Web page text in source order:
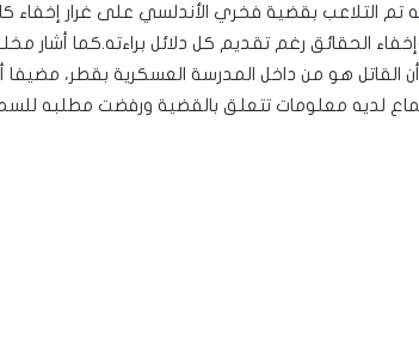
التلاعب بقضية فخري الأندلسي على غرار إخفاء
الحقائق رغم تقديم كل دلائل براءته.كما أشار
القاتل هو من داخل المدرسة العسكرية بقطر،
لديه معلومات تتعلق بالقضية ورفضت مطلبه